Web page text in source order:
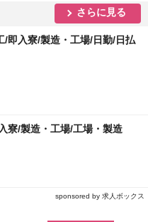
さらに見る
/即入寮/製造・工場/日勤/日払
寮/製造・工場/工場・製造
sponsored by 求人ボックス